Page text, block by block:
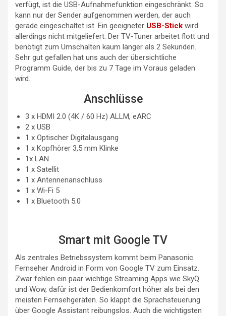
verfügt, ist die USB-Aufnahmefunktion eingeschränkt. So
kann nur der Sender aufgenommen werden, der auch
gerade eingeschaltet ist. Ein geeigneter USB-Stick wird
allerdings nicht mitgeliefert. Der TV-Tuner arbeitet flott und
benötigt zum Umschalten kaum länger als 2 Sekunden.
Sehr gut gefallen hat uns auch der übersichtliche
Programm Guide, der bis zu 7 Tage im Voraus geladen
wird.
Anschlüsse
3 x HDMI 2.0 (4K / 60 Hz) ALLM, eARC
2 x USB
1 x Optischer Digitalausgang
1 x Kopfhörer 3,5 mm Klinke
1x LAN
1 x Satellit
1 x Antennenanschluss
1 x Wi-Fi 5
1 x Bluetooth 5.0
Smart mit Google TV
Als zentrales Betriebssystem kommt beim Panasonic
Fernseher Android in Form von Google TV zum Einsatz.
Zwar fehlen ein paar wichtige Streaming Apps wie SkyQ
und Wow, dafür ist der Bedienkomfort höher als bei den
meisten Fernsehgeräten. So klappt die Sprachsteuerung
über Google Assistant reibungslos. Auch die wichtigsten